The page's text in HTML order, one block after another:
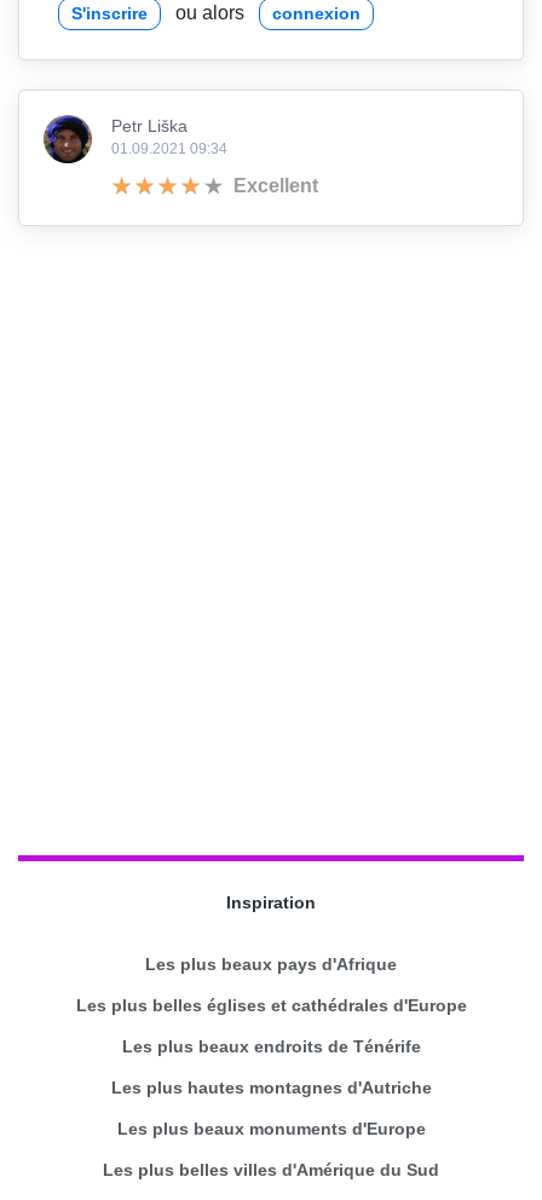
S'inscrire ou alors connexion
Petr Liška
01.09.2021 09:34
Excellent
Inspiration
Les plus beaux pays d'Afrique
Les plus belles églises et cathédrales d'Europe
Les plus beaux endroits de Ténérife
Les plus hautes montagnes d'Autriche
Les plus beaux monuments d'Europe
Les plus belles villes d'Amérique du Sud